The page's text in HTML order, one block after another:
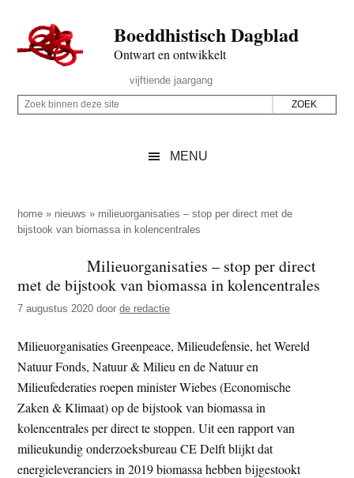
naar
de
inhoud
secondary
naar
de
sidebar
naar
de
Boeddhistisch Dagblad
Ontwart en ontwikkelt
Rechts
vijftiende jaargang
Z
p
d
z
e
i
t
e
Z
i
n
n
d
z
e
s
i
t
e
MENU
home » nieuws » milieuorganisaties – stop per direct met de
bijstook van biomassa in kolencentrales
Milieuorganisaties – stop per direct
met de bijstook van biomassa in kolencentrales
7 augustus 2020 doorde redactie
Milieuorganisaties Greenpeace, Milieudefensie, het Wereld
Natuur Fonds, Natuur & Milieu en de Natuur en
Milieufederaties roepen minister Wiebes (Economische
Zaken & Klimaat) op de bijstook van biomassa in
kolencentrales per direct te stoppen. Uit een rapport van
milieukundig onderzoeksbureau CE Delft blijkt dat
energieleveranciers in 2019 biomassa hebben bijgestookt